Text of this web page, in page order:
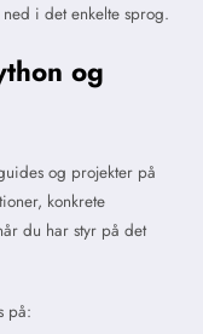
i det enkelte sprog.
og
og projekter på
konkrete
du har styr på det
på: